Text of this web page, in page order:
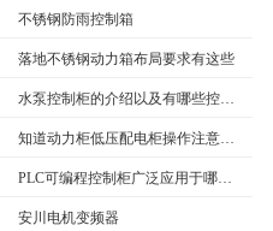
不锈钢防雨控制箱
落地不锈钢动力箱布局要求有这些
水泵控制柜的介绍以及有哪些控制类型
知道动力柜低压配电柜操作注意事项很重要
PLC可编程控制柜广泛应用于哪些行业？特点是什么？
安川电机变频器